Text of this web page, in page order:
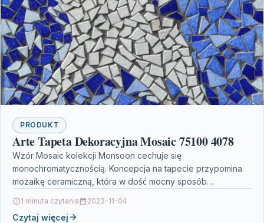
PRODUKT
Arte Tapeta Dekoracyjna Mosaic 75100 4078
Wzór Mosaic kolekcji Monsoon cechuje się
monochromatycznością. Koncepcja na tapecie przypomina
mozaikę ceramiczną, która w dość mocny sposób
1 minuta czytania 2023-11-04
Czytaj więcej